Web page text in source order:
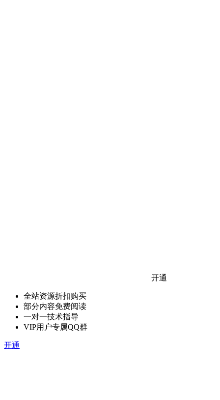
开通
全站资源折扣购买
部分内容免费阅读
一对一技术指导
VIP用户专属QQ群
开通